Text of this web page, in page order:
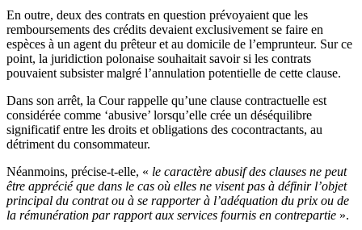
En outre, deux des contrats en question prévoyaient que les
remboursements des crédits devaient exclusivement se faire en
espèces à un agent du prêteur et au domicile de l’emprunteur. Sur ce
point, la juridiction polonaise souhaitait savoir si les contrats
pouvaient subsister malgré l’annulation potentielle de cette clause.
Dans son arrêt, la Cour rappelle qu’une clause contractuelle est
considérée comme ‘abusive’ lorsqu’elle crée un déséquilibre
significatif entre les droits et obligations des cocontractants, au
détriment du consommateur.
Néanmoins, précise-t-elle, « le caractère abusif des clauses ne peut
être apprécié que dans le cas où elles ne visent pas à définir l’objet
principal du contrat ou à se rapporter à l’adéquation du prix ou de
la rémunération par rapport aux services fournis en contrepartie ».